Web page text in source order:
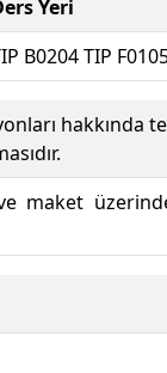
Yeri
B0204 TIP
hakkında
maket